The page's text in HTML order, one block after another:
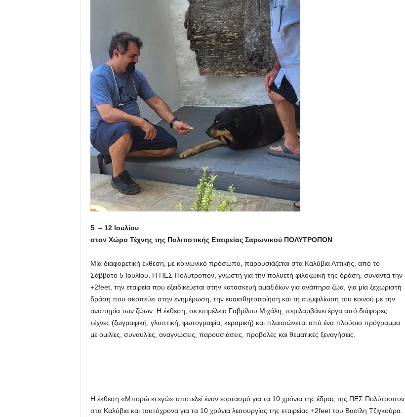
5 – 12 Ιουλίου
στον Χώρο Τέχνης της Πολιτιστικής Εταιρείας Σαρωνικού ΠΟΛΥΤΡΟΠΟΝ
Μία διαφορετική έκθεση, με κοινωνικό πρόσωπο, παρουσιάζεται στα Καλύβια Αττικής, από το
Σάββατο 5 Ιουλίου. Η ΠΕΣ Πολύτροπον, γνωστή για την πολυετή φιλοζωική της δράση, συναντά την
+2feet, την εταιρεία που εξειδικεύεται στην κατασκευή αμαξιδίων για ανάπηρα ζώα, για μία ξεχωριστή
δράση που σκοπεύει στην ενημέρωση, την ευαισθητοποίηση και τη συμφιλίωση του κοινού με την
αναπηρία των ζώων. Η έκθεση, σε επιμέλεια Γαβρίλου Μιχάλη, περιλαμβάνει έργα από διάφορες
τέχνες (ζωγραφική, γλυπτική, φωτογραφία, κεραμική) και πλαισιώνεται από ένα πλούσιο πρόγραμμα
με ομιλίες, συναυλίες, αναγνώσεις, παρουσιάσεις, προβολές και θεματικές ξεναγήσεις.
Η έκθεση «Μπορώ κι εγώ» αποτελεί έναν εορτασμό για τα 10 χρόνια της έδρας της ΠΕΣ Πολύτροπον
στα Καλύβια και ταυτόχρονα για τα 10 χρόνια λειτουργίας της εταιρείας +2feet του Βασίλη Τζιγκούρα.